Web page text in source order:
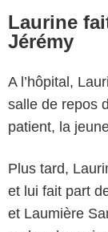
Laurine
Jérémy
A l’hôpital,
salle de repos
patient, la
Plus tard,
et lui fait part
et Laumière